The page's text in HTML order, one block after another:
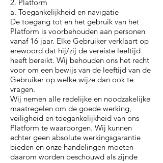
2. Platform
a. Toegankelijkheid en navigatie
De toegang tot en het gebruik van het
Platform is voorbehouden aan personen
vanaf 16 jaar. Elke Gebruiker verklaart op
erewoord dat hij/zij de vereiste leeftijd
heeft bereikt. Wij behouden ons het recht
voor om een bewijs van de leeftijd van de
Gebruiker op welke wijze dan ook te
vragen.
Wij nemen alle redelijke en noodzakelijke
maatregelen om de goede werking,
veiligheid en toegankelijkheid van ons
Platform te waarborgen. Wij kunnen
echter geen absolute werkingsgarantie
bieden en onze handelingen moeten
daarom worden beschouwd als zijnde